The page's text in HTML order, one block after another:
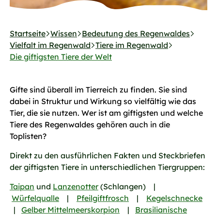
Startseite Wissen Bedeutung des Regenwaldes
Vielfalt im Regenwald Tiere im Regenwald
Die giftigsten Tiere der Welt
Gifte sind überall im Tierreich zu finden. Sie sind
dabei in Struktur und Wirkung so vielfältig wie das
Tier, die sie nutzen. Wer ist am giftigsten und welche
Tiere des Regenwaldes gehören auch in die
Toplisten?
Direkt zu den ausführlichen Fakten und Steckbriefen
der giftigsten Tiere in unterschiedlichen Tiergruppen:
Taipan und Lanzenotter(Schlangen) |
Würfelqualle | Pfeilgiftfrosch | Kegelschnecke
| Gelber Mittelmeerskorpion | Brasilianische